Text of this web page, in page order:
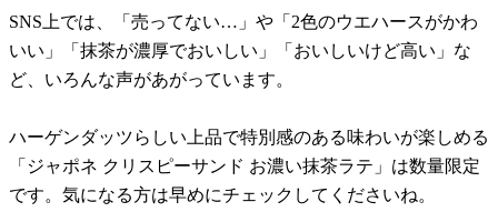
SNS上では、「売ってない…」や「2色のウエハースがかわ
いい」「抹茶が濃厚でおいしい」「おいしいけど高い」な
ど、いろんな声があがっています。
ハーゲンダッツらしい上品で特別感のある味わいが楽しめる
「ジャポネ クリスピーサンド お濃い抹茶ラテ」は数量限定
です。気になる方は早めにチェックしてくださいね。